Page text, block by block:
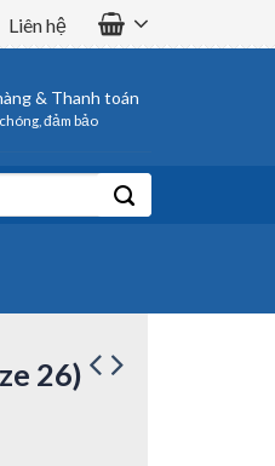
Liên hệ
& Thanh toán
đảm bảo
26)